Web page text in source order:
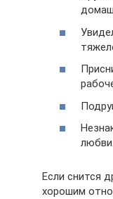
любви.
Если снится
хорошим